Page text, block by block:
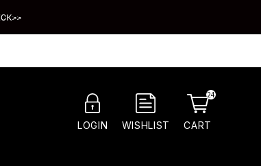
LOGIN WISHLIST CART
24